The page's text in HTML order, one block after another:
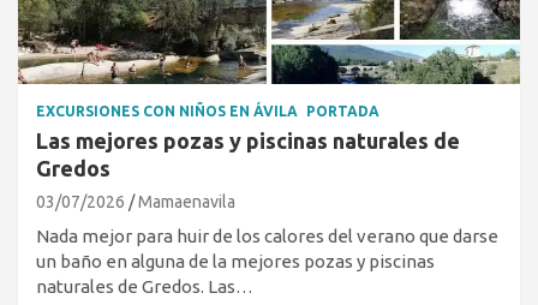
EXCURSIONES CON NIÑOS EN ÁVILA PORTADA
Las mejores pozas y piscinas naturales de
Gredos
03/07/2026 Mamaenavila
Nada mejor para huir de los calores del verano que darse
un baño en alguna de la mejores pozas y piscinas
naturales de Gredos. Las…